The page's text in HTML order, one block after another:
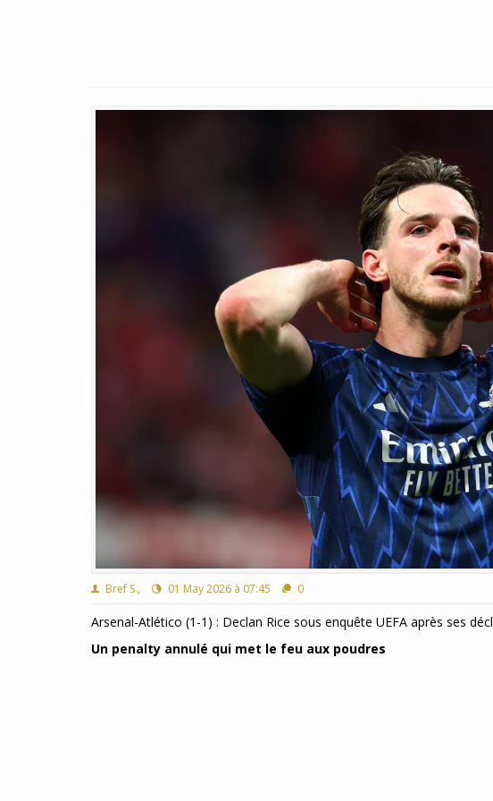
Bref S., 01 May 2026 à 07:45 0
Arsenal-Atlético (1-1) : Declan Rice sous enquête UEFA après ses
Un penalty annulé qui met le feu aux poudres